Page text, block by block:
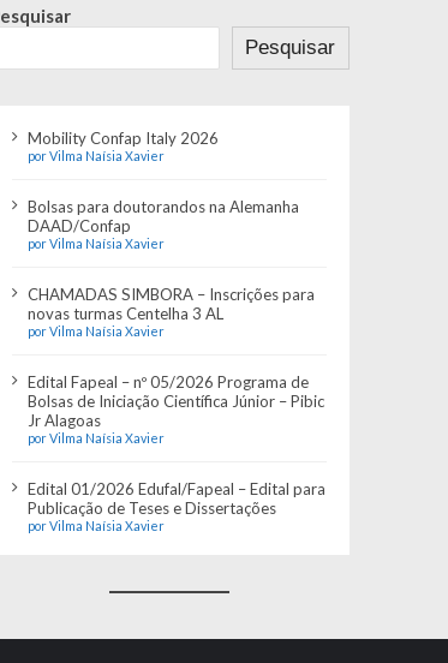
Pesquisar
Mobility Confap Italy 2026
por Vilma Naísia Xavier
Bolsas para doutorandos na Alemanha
DAAD/Confap
por Vilma Naísia Xavier
CHAMADAS SIMBORA – Inscrições para
novas turmas Centelha 3 AL
por Vilma Naísia Xavier
Edital Fapeal – nº 05/2026 Programa de
Bolsas de Iniciação Científica Júnior – Pibic
Jr Alagoas
por Vilma Naísia Xavier
Edital 01/2026 Edufal/Fapeal – Edital para
Publicação de Teses e Dissertações
por Vilma Naísia Xavier